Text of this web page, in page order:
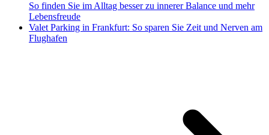
So finden Sie im Alltag besser zu innerer Balance und mehr
Lebensfreude
Valet Parking in Frankfurt: So sparen Sie Zeit und Nerven am
Flughafen